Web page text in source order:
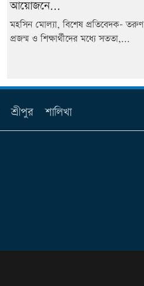
আয়োজনে...
মহসিন মোল্যা, বিশেষ প্রতিবেদক- তরুণ
প্রজন্ম ও শিক্ষার্থীদের মধ্যে সততা,...
শ্রীপুর শালিখা